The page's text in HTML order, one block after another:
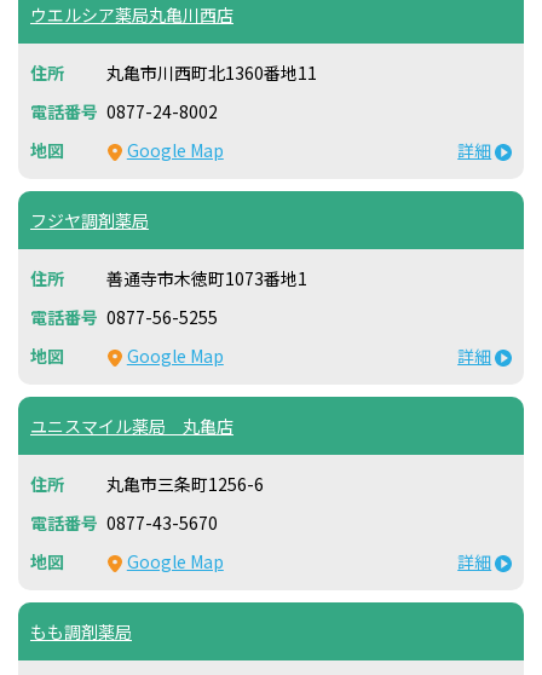
ウエルシア薬局丸亀川西店
丸亀市川西町北1360番地11
0877-24-8002
Google Map
詳細
フジヤ調剤薬局
善通寺市木徳町1073番地1
0877-56-5255
Google Map
詳細
ユニスマイル薬局 丸亀店
丸亀市三条町1256-6
0877-43-5670
Google Map
詳細
もも調剤薬局